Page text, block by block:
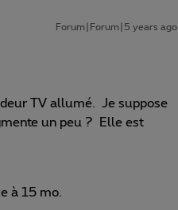
Forum|Forum|5 years ago
TV allumé. Je suppose
un peu ? Elle est
à 15 mo.